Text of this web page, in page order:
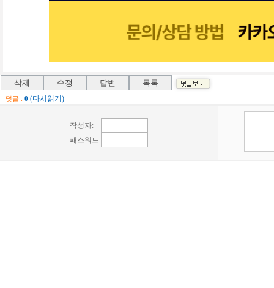
덧글 : 0 (다시읽기)